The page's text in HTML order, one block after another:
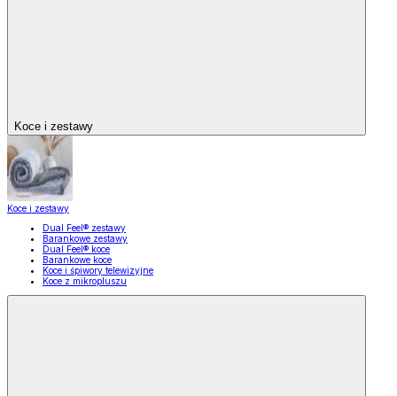
Koce i zestawy
Koce i zestawy
Dual Feel® zestawy
Barankowe zestawy
Dual Feel® koce
Barankowe koce
Koce i śpiwory telewizyjne
Koce z mikropluszu